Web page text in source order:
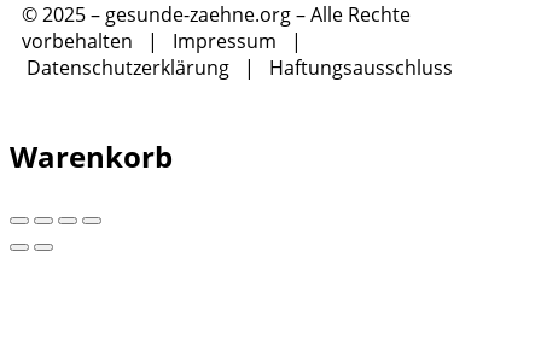
© 2025 – gesunde-zaehne.org – Alle Rechte
vorbehalten | Impressum |
Datenschutzerklärung | Haftungsausschluss
Warenkorb